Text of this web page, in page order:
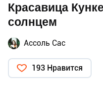
Красавица
солнцем
Ассоль Сас
193 Нравится